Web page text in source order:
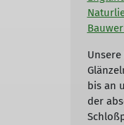
bis an
der